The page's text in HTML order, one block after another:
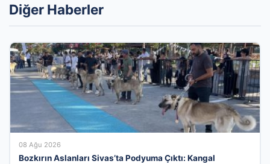
Diğer Haberler
08 Ağu 2026
Bozkırın Aslanları Sivas’ta Podyuma Çıktı: Kangal